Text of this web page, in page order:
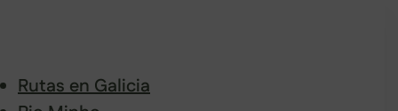
Rutas en Galicia